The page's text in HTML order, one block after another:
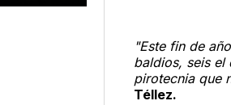
"Este fin de
baldios, seis el
pirotecnia que
Téllez.